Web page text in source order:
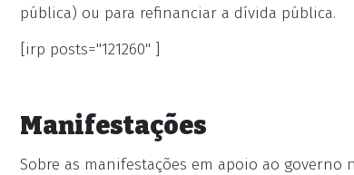
pública) ou para refinanciar a dívida pública.
[irp posts="121260" ]
Manifestações
Sobre as manifestações em apoio ao